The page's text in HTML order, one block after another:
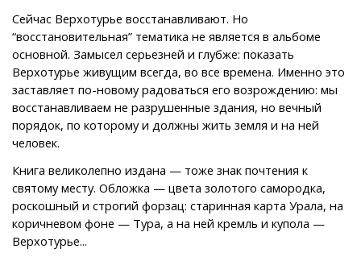
Сейчас Верхотурье восстанавливают. Но
“восстановительная” тематика не является в альбоме
основной. Замысел серьезней и глубже: показать
Верхотурье живущим всегда, во все времена. Именно это
заставляет по-новому радоваться его возрождению: мы
восстанавливаем не разрушенные здания, но вечный
порядок, по которому и должны жить земля и на ней
человек.
Книга великолепно издана — тоже знак почтения к
святому месту. Обложка — цвета золотого самородка,
роскошный и строгий форзац: старинная карта Урала, на
коричневом фоне — Тура, а на ней кремль и купола —
Верхотурье...